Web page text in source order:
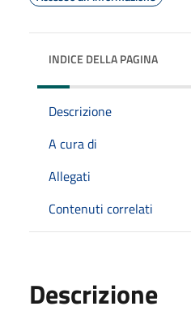
INDICE DELLA PAGINA
Descrizione
A cura di
Allegati
Contenuti correlati
Descrizione